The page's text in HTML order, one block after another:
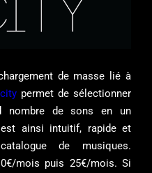
de masse lié à
permet de sélectionner
nombre de sons en un
ainsi intuitif, rapide et
de musiques.
mois puis 25€/mois. Si